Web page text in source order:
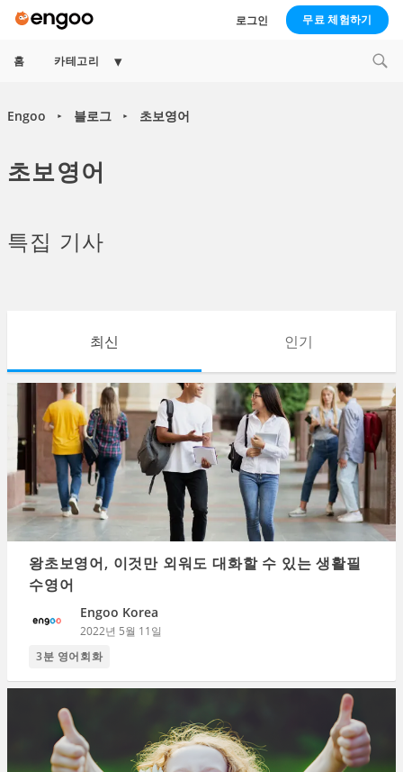
로그인 무료 체험하기
홈 카테고리
Engoo ► 블로그 ► 초보영어
초보영어
특집 기사
최신 인기
왕초보영어, 이것만 외워도 대화할 수 있는 생활필
수영어
Engoo Korea
2022년 5월 11일
3분 영어회화